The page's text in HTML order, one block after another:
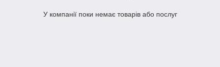
У компанії поки немає товарів або послуг